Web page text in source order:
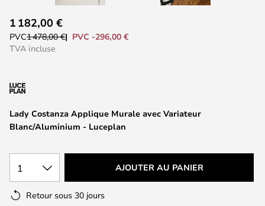
to
the
the
gallery
Lady Costanza Applique Murale avec Variateur
Blanc/Aluminium - Luceplan
1 182,00 €
PVC1 478,00 €
PVC -296,00 €
TVA incluse
1 AJOUTER AU PANIER
Retour sous 30 jours